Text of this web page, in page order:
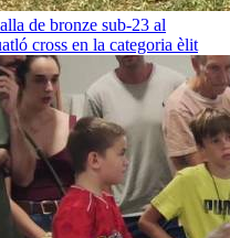
de bronze sub-23 al
cross en la categoria èlit